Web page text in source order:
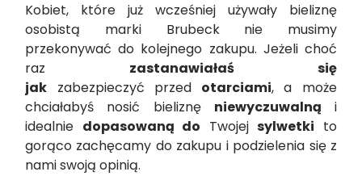
Kobiet, które już wcześniej używały bieliznę
osobistą marki Brubeck nie musimy
przekonywać do kolejnego zakupu. Jeżeli choć
raz zastanawiałaś się
jak zabezpieczyć przed otarciami, a może
chciałabyś nosić bieliznę niewyczuwalną i
idealnie dopasowaną do Twojejsylwetki to
gorąco zachęcamy do zakupu i podzielenia się z
nami swoją opinią.